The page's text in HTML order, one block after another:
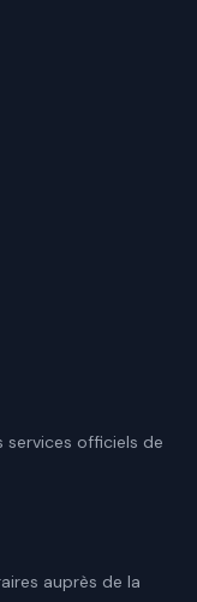
officiels de
auprès de la